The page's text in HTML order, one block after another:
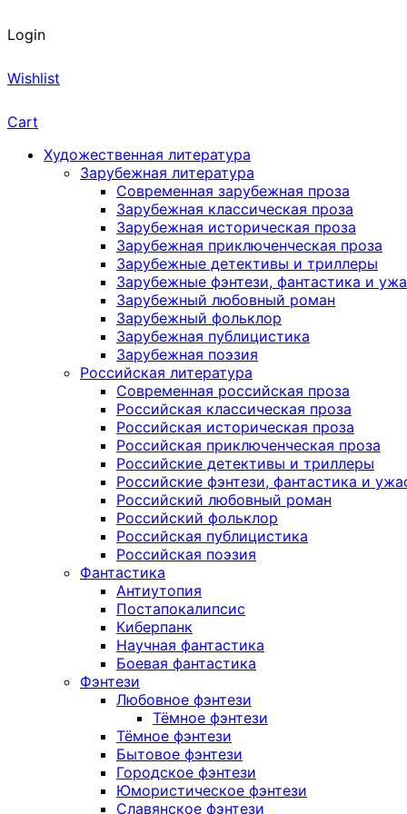
Login
Wishlist
Cart
Художественная литература
Зарубежная литература
Современная зарубежная проза
Зарубежная классическая проза
Зарубежная историческая проза
Зарубежная приключенческая проза
Зарубежные детективы и триллеры
Зарубежные фэнтези, фантастика и
Зарубежный любовный роман
Зарубежный фольклор
Зарубежная публицистика
Зарубежная поэзия
Российская литература
Современная российская проза
Российская классическая проза
Российская историческая проза
Российская приключенческая проза
Российские детективы и триллеры
Российские фэнтези, фантастика и
Российский любовный роман
Российский фольклор
Российская публицистика
Российская поэзия
Фантастика
Антиутопия
Постапокалипсис
Киберпанк
Научная фантастика
Боевая фантастика
Фэнтези
Любовное фэнтези
Тёмное фэнтези
Тёмное фэнтези
Бытовое фэнтези
Городское фэнтези
Юмористическое фэнтези
Славянское фэнтези